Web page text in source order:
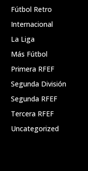
Fútbol Retro
Internacional
La Liga
Más Fútbol
Primera RFEF
Segunda División
Segunda RFEF
Tercera RFEF
Uncategorized